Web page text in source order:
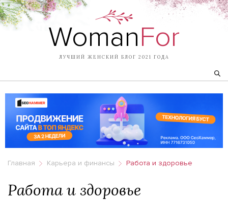
WomanFor
ЛУЧШИЙ ЖЕНСКИЙ БЛОГ 2021 ГОДА
Главная Карьера и финансы Работа и здоровье
Работа и здоровье